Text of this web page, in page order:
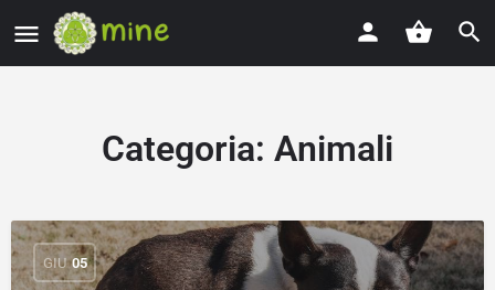
Categoria: Animali
GIU 05